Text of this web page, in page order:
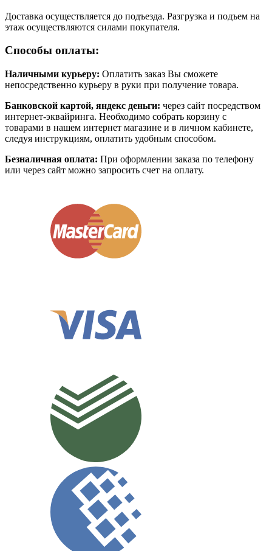
Доставка осуществляется до подъезда. Разгрузка и подъем на
этаж осуществляются силами покупателя.
Способы оплаты:
Наличными курьеру: Оплатить заказ Вы сможете
непосредственно курьеру в руки при получение товара.
Банковской картой, яндекс деньги: через сайт посредством
интернет-эквайринга. Необходимо собрать корзину с
товарами в нашем интернет магазине и в личном кабинете,
следуя инструкциям, оплатить удобным способом.
Безналичная оплата: При оформлении заказа по телефону
или через сайт можно запросить счет на оплату.